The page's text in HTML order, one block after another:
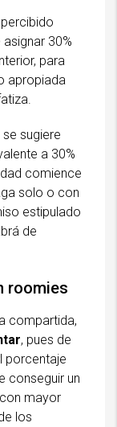
30%
para
apropiada
sugiere
a 30%
comience
solo o con
estipulado
de
roomies
compartida,
, pues de
porcentaje
conseguir un
mayor
los